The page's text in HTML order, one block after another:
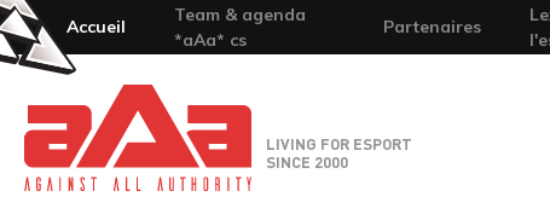
Accueil
Team & agenda
*aAa* cs
Partenaires
Team-aAa - against All authority
LIVING FOR ESPORT
SINCE 2000